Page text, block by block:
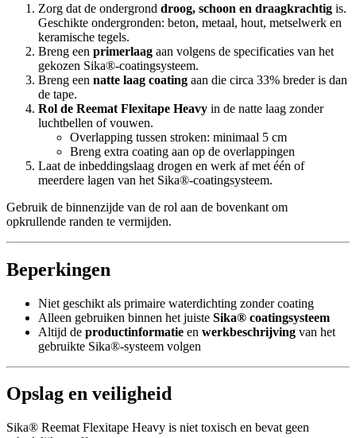
Zorg dat de ondergrond droog, schoon en draagkrachtig is.
Geschikte ondergronden: beton, metaal, hout, metselwerk en
keramische tegels.
Breng een primerlaag aan volgens de specificaties van het
gekozen Sika®-coatingsysteem.
Breng een natte laag coating aan die circa 33% breder is dan
de tape.
Rol de Reemat Flexitape Heavy in de natte laag zonder
luchtbellen of vouwen.
Overlapping tussen stroken: minimaal 5 cm
Breng extra coating aan op de overlappingen
Laat de inbeddingslaag drogen en werk af met één of
meerdere lagen van het Sika®-coatingsysteem.
Gebruik de binnenzijde van de rol aan de bovenkant om
opkrullende randen te vermijden.
Beperkingen
Niet geschikt als primaire waterdichting zonder coating
Alleen gebruiken binnen het juiste Sika® coatingsysteem
Altijd de productinformatie en werkbeschrijving van het
gebruikte Sika®-systeem volgen
Opslag en veiligheid
Sika® Reemat Flexitape Heavy is niet toxisch en bevat geen